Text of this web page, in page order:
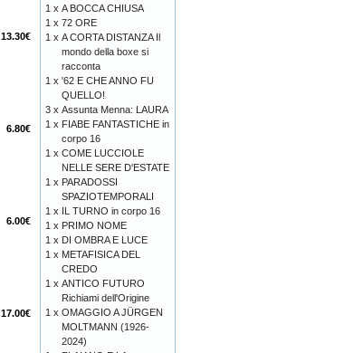
13.30€
6.80€
6.00€
17.00€
1 x A BOCCA CHIUSA
1 x 72 ORE
1 x A CORTA DISTANZA Il
mondo della boxe si
racconta
1 x '62 E CHE ANNO FU
QUELLO!
3 x Assunta Menna: LAURA
1 x FIABE FANTASTICHE in
corpo 16
1 x COME LUCCIOLE
NELLE SERE D'ESTATE
1 x PARADOSSI
SPAZIOTEMPORALI
1 x IL TURNO in corpo 16
1 x PRIMO NOME
1 x DI OMBRA E LUCE
1 x METAFISICA DEL
CREDO
1 x ANTICO FUTURO
Richiami dell'Origine
1 x OMAGGIO A JÜRGEN
MOLTMANN (1926-
2024)